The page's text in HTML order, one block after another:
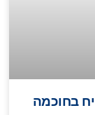
בחוכמה